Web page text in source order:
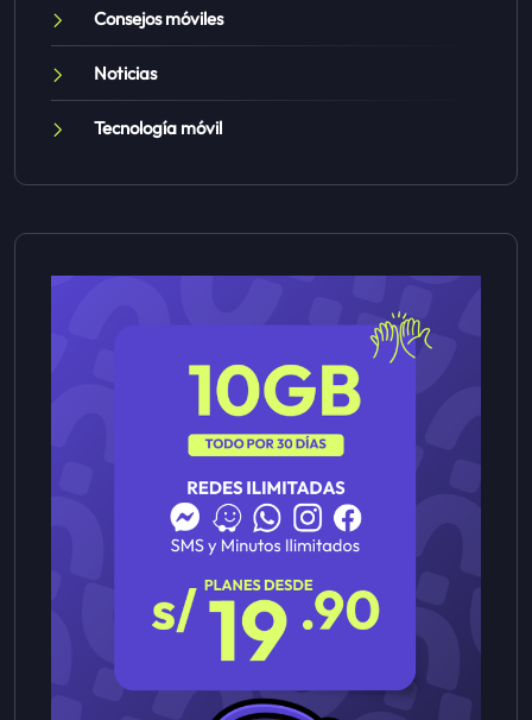
Consejos móviles
Noticias
Tecnología móvil